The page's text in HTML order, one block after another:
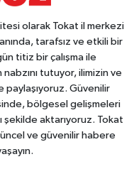
olarak Tokat il merkezi
tarafsız ve etkili bir
titiz bir çalışma ile
nabzını tutuyor, ilimizin ve
paylaşıyoruz. Güvenilir
bölgesel gelişmeleri
şekilde aktarıyoruz. Tokat
ve güvenilir habere